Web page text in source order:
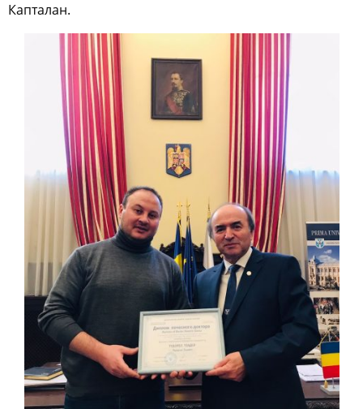
Капталан.